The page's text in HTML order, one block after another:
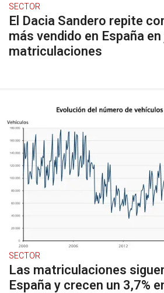
SECTOR
El Dacia Sandero repite
más vendido en España
matriculaciones
SECTOR
Las matriculaciones
España y crecen un 3,7%